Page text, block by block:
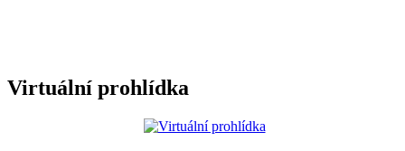
Virtuální prohlídka